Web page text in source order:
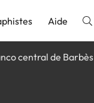
Aide
central de Barbès